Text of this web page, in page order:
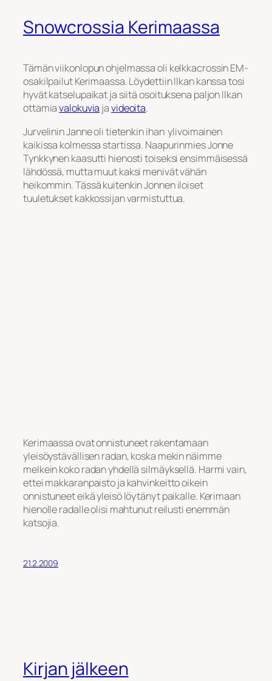
Snowcrossia Kerimaassa
Tämän viikonlopun ohjelmassa oli kelkkacrossin EM-
osakilpailut Kerimaassa. Löydettiin Ilkan kanssa tosi
hyvät katselupaikat ja siitä osoituksena paljon Ilkan
ottamiavalokuvia javideoita.
Jurvelinin Janne oli tietenkin ihan ylivoimainen
kaikissa kolmessa startissa. Naapurinmies Jonne
Tynkkynen kaasutti hienosti toiseksi ensimmäisessä
lähdössä, mutta muut kaksi menivät vähän
heikommin. Tässä kuitenkin Jonnen iloiset
tuuletukset kakkossijan varmistuttua.
Kerimaassa ovat onnistuneet rakentamaan
yleisöystävällisen radan, koska mekin näimme
melkein koko radan yhdellä silmäyksellä. Harmi vain,
ettei makkaranpaisto ja kahvinkeitto oikein
onnistuneet eikä yleisö löytänyt paikalle. Kerimaan
hienolle radalle olisi mahtunut reilusti enemmän
katsojia.
21.2.2009
Kirjan jälkeen